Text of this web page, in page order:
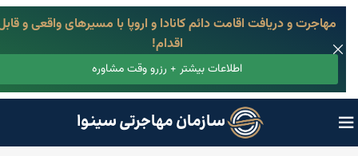
سازمان مهاجرتی سینوا
مهاجرت و دریافت اقامت دائم کانادا و اروپا با مسیرهای واقعی و
اقدام!
اطلاعات بیشتر + رزرو وقت مشاوره